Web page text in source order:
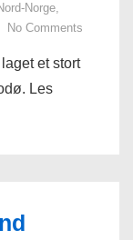
Norge,
No Comments
et stort
Les